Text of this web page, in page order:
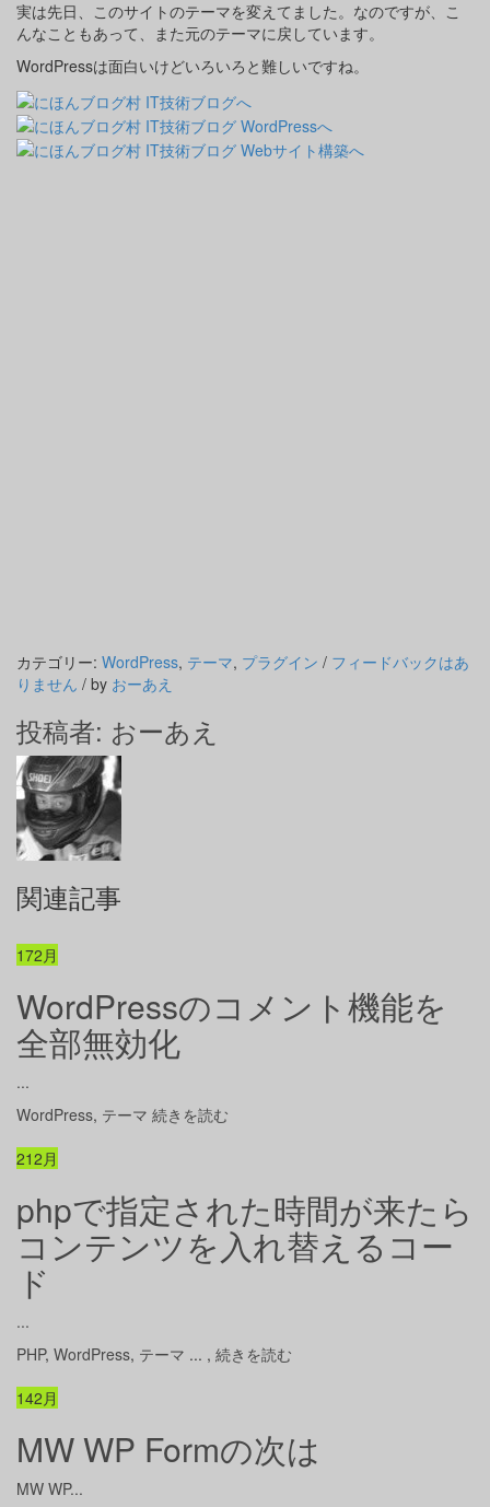
実は先日、このサイトのテーマを変えてました。なのですが、こ
んなこともあって、また元のテーマに戻しています。
WordPressは面白いけどいろいろと難しいですね。
カテゴリー: WordPress, テーマ, プラグイン / フィードバックはあ
りません / by おーあえ
投稿者: おーあえ
関連記事
172月
WordPressのコメント機能を
全部無効化
...
WordPress, テーマ 続きを読む
212月
phpで指定された時間が来たら
コンテンツを入れ替えるコー
ド
...
PHP, WordPress, テーマ ... , 続きを読む
142月
MW WP Formの次は
MW WP...